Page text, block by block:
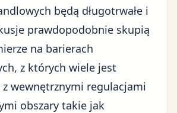
będą długotrwałe i
prawdopodobnie skupią
na barierach
z których wiele jest
z wewnętrznymi regulacjami
obszary takie jak